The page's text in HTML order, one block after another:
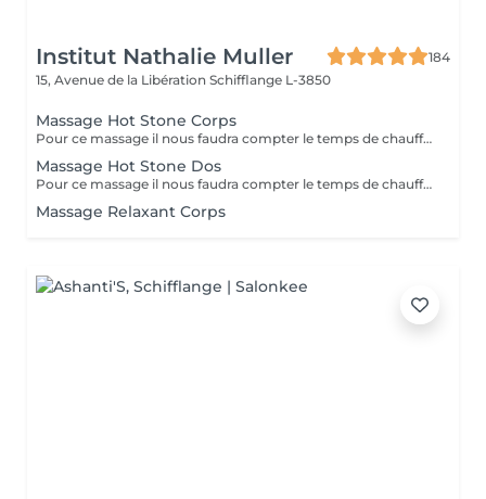
Institut Nathalie Muller
184
15, Avenue de la Libération Schifflange L-3850
Massage Hot Stone Corps
Pour ce massage il nous faudra compter le temps de chauffe de l'appareil alors prenez rendez vous à partir de 9h30 pour les soins le matin.
Massage Hot Stone Dos
Pour ce massage il nous faudra compter le temps de chauffe des pierres Pour les soins le matin merci de prendre rendez vous à partir de 9h30
Massage Relaxant Corps